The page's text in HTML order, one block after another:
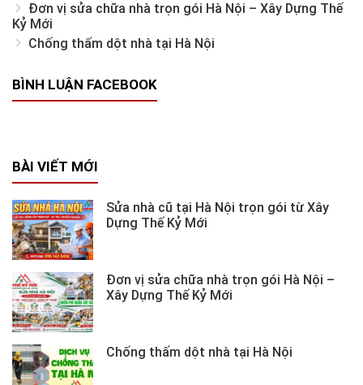
Đơn vị sửa chữa nhà trọn gói Hà Nội – Xây Dựng Thế
Kỷ Mới
Chống thấm dột nhà tại Hà Nội
BÌNH LUẬN FACEBOOK
BÀI VIẾT MỚI
Sửa nhà cũ tại Hà Nội trọn gói từ Xây
Dựng Thế Kỷ Mới
Đơn vị sửa chữa nhà trọn gói Hà Nội –
Xây Dựng Thế Kỷ Mới
Chống thấm dột nhà tại Hà Nội